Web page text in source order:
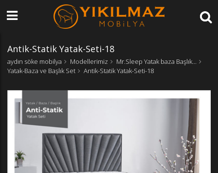
Antik-Statik Yatak-Seti-18
aydın söke mobilya Modellerimiz
Mr.Sleep Yatak baza Başlık...
Yatak-Baza ve Başlık Set
Antik-Statik Yatak-Seti-18